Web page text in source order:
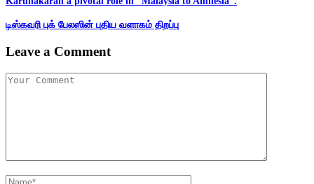
டிஸ்கவரி புக் பேலஸின் புதிய வளாகம் திறப்பு
Leave a Comment